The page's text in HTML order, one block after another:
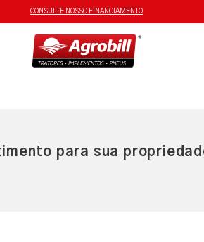
CONSULTE NOSSO FINANCIAMENTO
para sua